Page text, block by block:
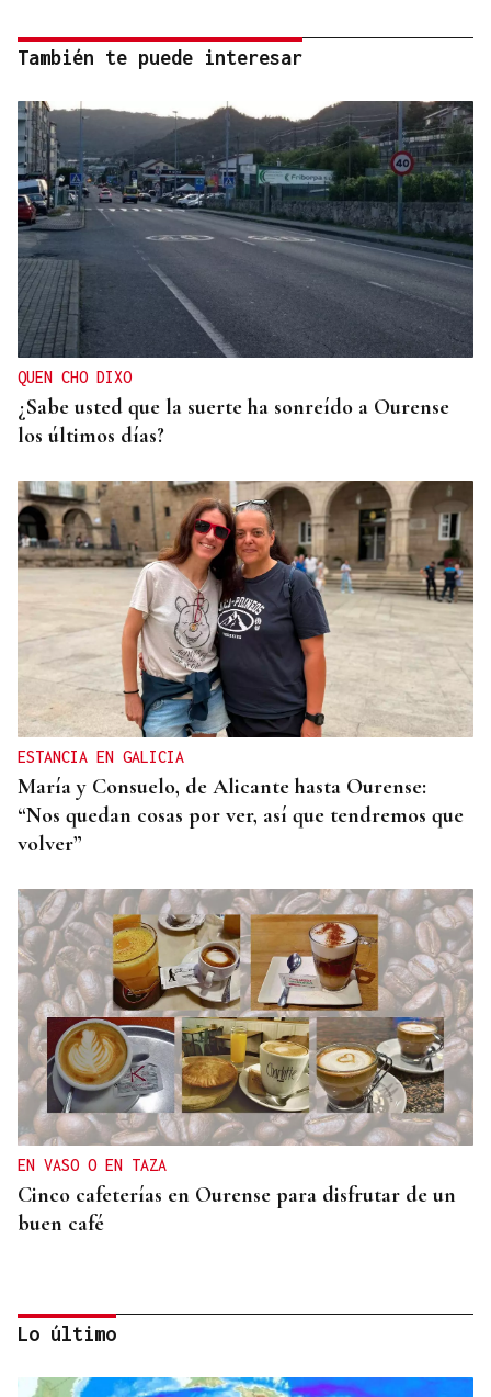
También te puede interesar
QUEN CHO DIXO
¿Sabe usted que la suerte ha sonreído a Ourense
los últimos días?
ESTANCIA EN GALICIA
María y Consuelo, de Alicante hasta Ourense:
“Nos quedan cosas por ver, así que tendremos que
volver”
EN VASO O EN TAZA
Cinco cafeterías en Ourense para disfrutar de un
buen café
Lo último